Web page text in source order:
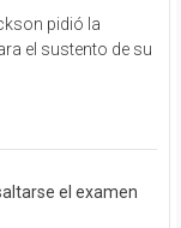
pidió la
el sustento de su
el examen